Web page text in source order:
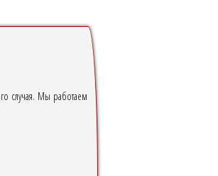
случая. Мы работаем